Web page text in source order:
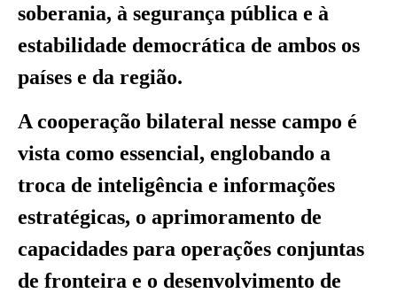
soberania, à segurança pública e à
estabilidade democrática de ambos os
países e da região.
A cooperação bilateral nesse campo é
vista como essencial, englobando a
troca de inteligência e informações
estratégicas, o aprimoramento de
capacidades para operações conjuntas
de fronteira e o desenvolvimento de